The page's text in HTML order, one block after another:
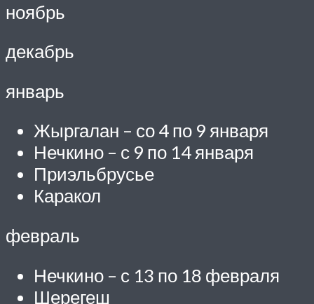
ноябрь
декабрь
январь
Жыргалан – со 4 по 9 января
Нечкино – с 9 по 14 января
Приэльбрусье
Каракол
февраль
Нечкино – с 13 по 18 февраля
Шерегеш